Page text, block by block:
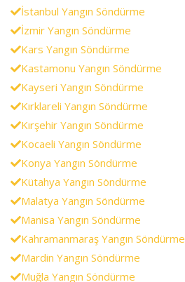
İstanbul Yangın Söndürme
İzmir Yangın Söndürme
Kars Yangın Söndürme
Kastamonu Yangın Söndürme
Kayseri Yangın Söndürme
Kırklareli Yangın Söndürme
Kırşehir Yangın Söndürme
Kocaeli Yangın Söndürme
Konya Yangın Söndürme
Kütahya Yangın Söndürme
Malatya Yangın Söndürme
Manisa Yangın Söndürme
Kahramanmaraş Yangın Söndürme
Mardin Yangın Söndürme
Muğla Yangın Söndürme